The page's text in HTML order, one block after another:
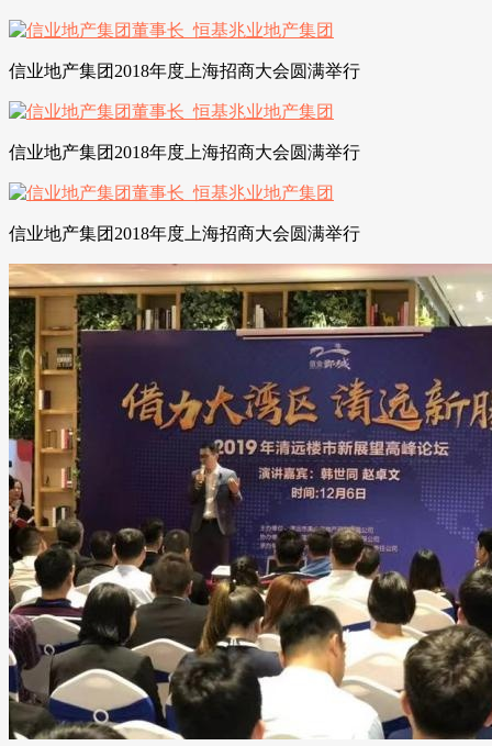
信业地产集团2018年度上海招商大会圆满举行
信业地产集团2018年度上海招商大会圆满举行
信业地产集团2018年度上海招商大会圆满举行